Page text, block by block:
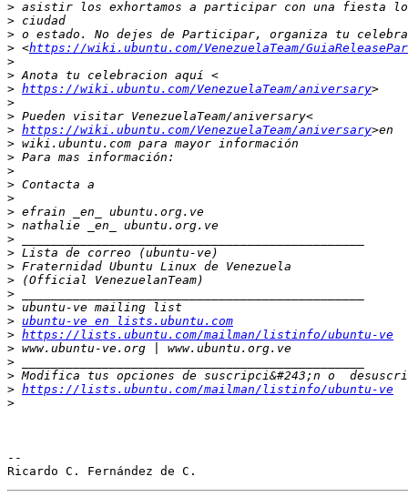
>
>
>
> <https://wiki.ubuntu.com/VenezuelaTeam/
>
>
> https://wiki.ubuntu.com/VenezuelaTeam/aniversary
>
>
> https://wiki.ubuntu.com/VenezuelaTeam/aniversary
>
>
>
>
>
>
>
>
>
>
>
>
>
> ubuntu-ve en lists.ubuntu.com
> https://lists.ubuntu.com/mailman/listinfo/ubuntu-ve
>
>
>
> https://lists.ubuntu.com/mailman/listinfo/ubuntu-ve
>
--